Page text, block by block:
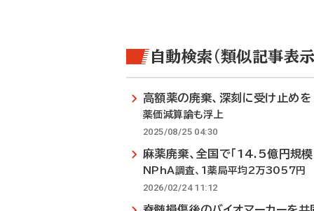
自動検索（類似記事表示
高額薬の廃棄、深刻に受け止めを
薬価減算論も浮上
2025/08/25 04:30
麻薬廃棄、全国で「14.5億円規模
NPhA調査、1薬局平均2万3057円
2026/02/24 11:12